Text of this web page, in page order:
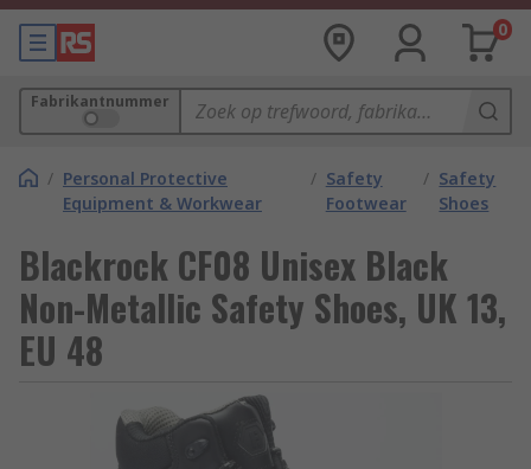
0
Fabrikantnummer
/ Personal Protective
Equipment & Workwear
/ Safety
Footwear
/ Safety
Shoes
Blackrock CF08 Unisex Black
Non-Metallic Safety Shoes, UK 13,
EU 48